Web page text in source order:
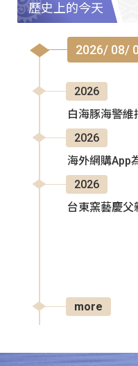
歷史上的今天
2026/ 08/
2026
白海豚海警
2026
海外網購App
2026
台東窯藝慶父
more